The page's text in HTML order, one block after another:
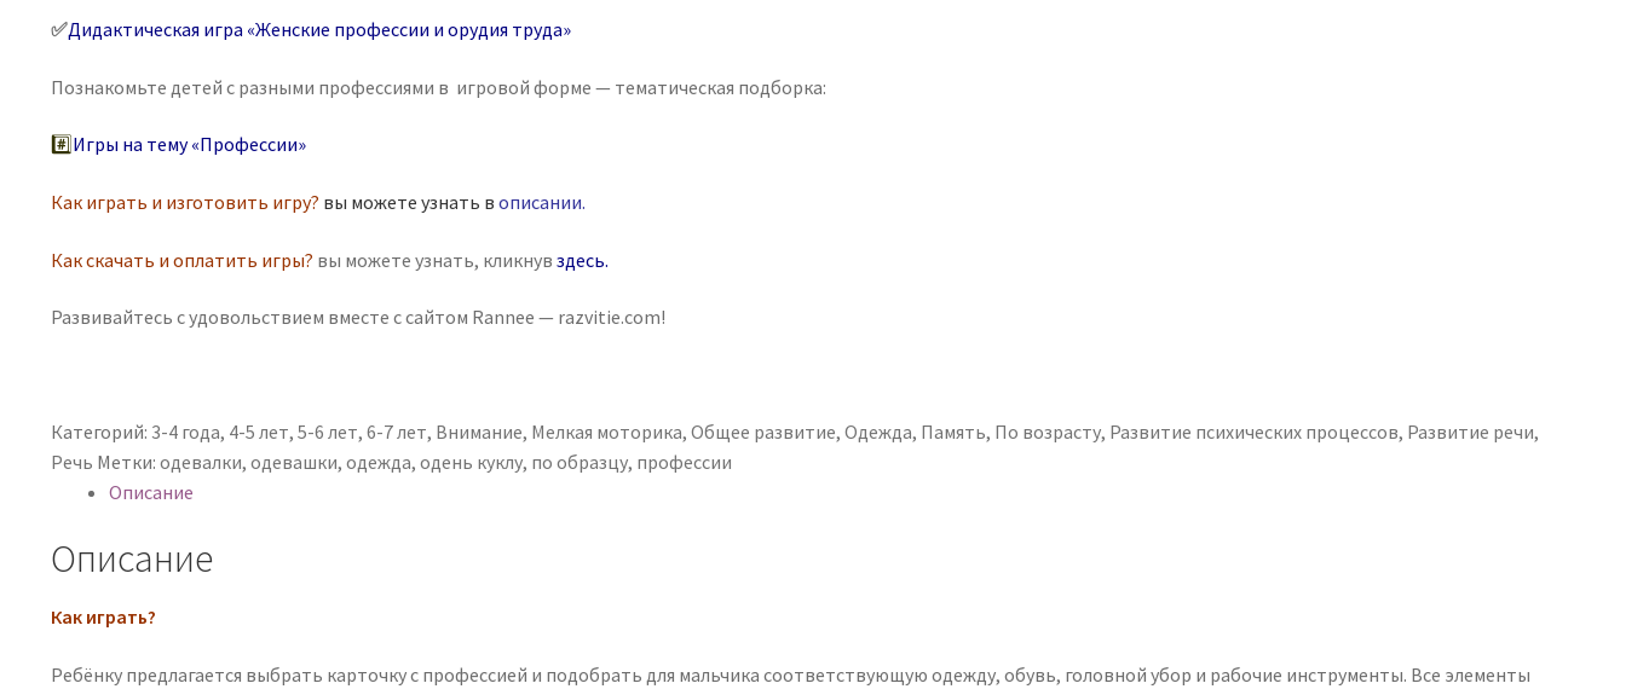
✅Дидактическая игра «Женские профессии и орудия труда»
Познакомьте детей с разными профессиями в игровой форме — тематическая подборка:
#️⃣Игры на тему «Профессии»
Как играть и изготовить игру? вы можете узнать в описании.
Как скачать и оплатить игры? вы можете узнать, кликнув здесь.
Развивайтесь с удовольствием вместе с сайтом Rannee — razvitie.com!
Категорий: 3-4 года, 4-5 лет, 5-6 лет, 6-7 лет, Внимание, Мелкая моторика, Общее развитие, Одежда, Память, По возрасту, Развитие психических процессов, Развитие речи,
Речь Метки: одевалки, одевашки, одежда, одень куклу, по образцу, профессии
Описание
Описание
Как играть?
Ребёнку предлагается выбрать карточку с профессией и подобрать для мальчика соответствующую одежду, обувь, головной убор и рабочие инструменты. Все элементы